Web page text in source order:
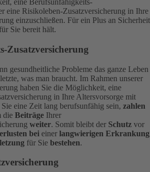
eine Berufsunfähigkeits-
eine Risikoleben-Zusatzversicherung in Ihre
einzuschließen. Für ein Plus an Sicherheit
Sie bereit hält.
Zusatzversicherung
gesundheitliche Probleme das ganze Leben
was man braucht. Im Rahmen unserer
haben Sie die Möglichkeit, eine
in Ihre Altersvorsorge mit
eine Zeit lang berufsunfähig sein, zahlen
die Beiträge Ihrer
weiter. Somit bleibt der Schutz vor
bei einer langwierigen Erkrankung
für Sie bestehen.